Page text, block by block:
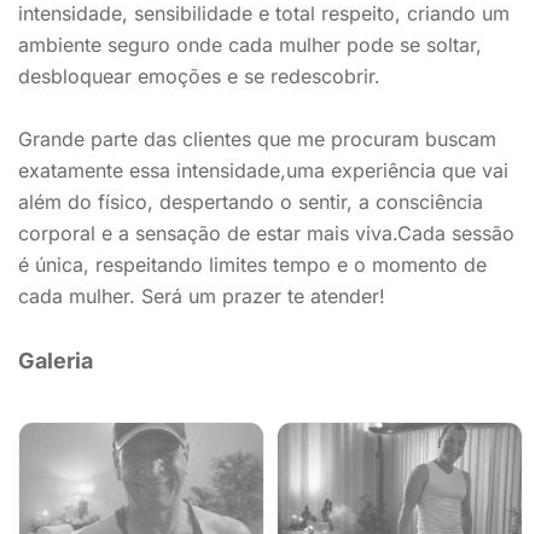
intensidade, sensibilidade e total respeito, criando um
ambiente seguro onde cada mulher pode se soltar,
desbloquear emoções e se redescobrir.
Grande parte das clientes que me procuram buscam
exatamente essa intensidade,uma experiência que vai
além do físico, despertando o sentir, a consciência
corporal e a sensação de estar mais viva.Cada sessão
é única, respeitando limites tempo e o momento de
cada mulher. Será um prazer te atender!
Galeria